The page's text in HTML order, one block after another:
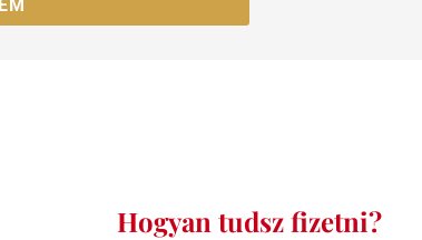
Hogyan tudsz fizetni?